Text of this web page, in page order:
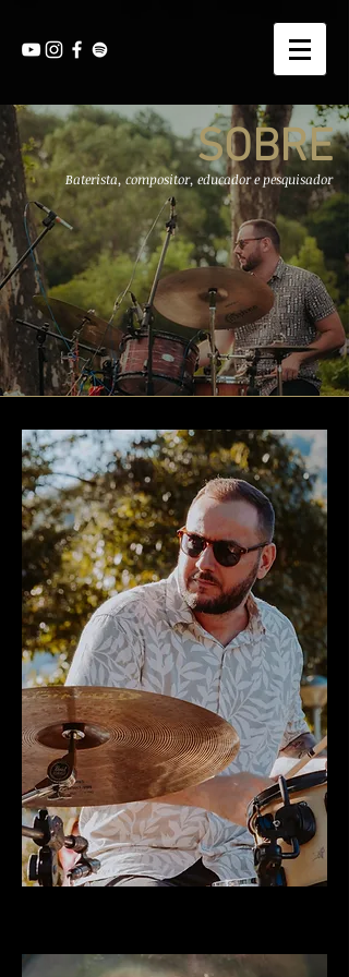
Baterista, compositor, educador e pesquisador
SOBRE